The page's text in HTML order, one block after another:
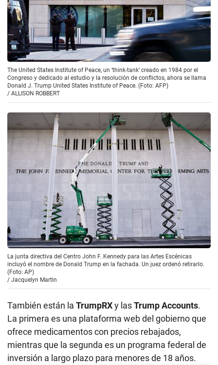
The United States Institute of Peace, un ‘think-tank’ creado en 1984 por el
Congreso y dedicado al estudio y la resolución de conflictos, ahora se llama
Donald J. Trump United States Institute of Peace. (Foto: AFP)
/ ALLISON ROBBERT
La junta directiva del Centro John F. Kennedy para las Artes Escénicas
incluyó el nombre de Donald Trump en la fachada. Un juez ordenó retirarlo.
(Foto: AP)
/ Jacquelyn Martin
También están la TrumpRXy lasTrump Accounts.
La primera es una plataforma web del gobierno que
ofrece medicamentos con precios rebajados,
mientras que la segunda es un programa federal de
inversión a largo plazo para menores de 18 años.